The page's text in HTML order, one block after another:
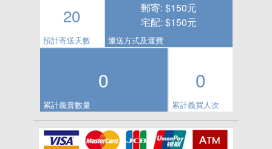
20
預計寄送天數
郵寄: $150元
宅配: $150元
運送方式及運費
0
累計義賣數量
0
累計義買人次